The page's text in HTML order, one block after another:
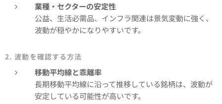
業種・セクターの安定性
公益、生活必需品、インフラ関連は景気変動に強く、
波動が穏やかになりやすいです。
2. 波動を確認する方法
移動平均線と乖離率
長期移動平均線に沿って推移している銘柄は、波動が
安定している可能性が高いです。